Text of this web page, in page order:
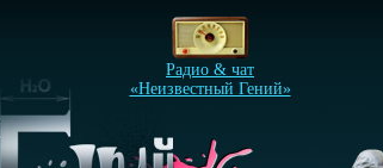
Радио & чат
«Неизвестный Гений»